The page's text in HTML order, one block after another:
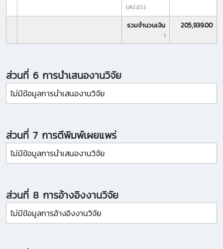
(สป.อว.)
รวมจำนวนเงิน
:
205,939.00
ส่วนที่ 6 การนำเสนองานวิจัย
ไม่มีข้อมูลการนำเสนองานวิจัย
ส่วนที่ 7 การตีพิมพ์เผยแพร่
ไม่มีข้อมูลการนำเสนองานวิจัย
ส่วนที่ 8 การอ้างอิงงานวิจัย
ไม่มีข้อมูลการอ้างอิงงานวิจัย